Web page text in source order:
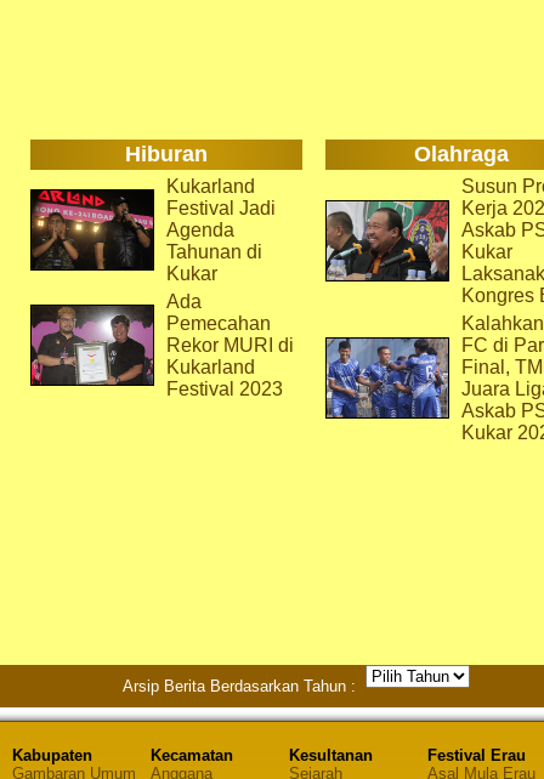
Hiburan Olahraga
Kukarland
Festival Jadi
Agenda
Tahunan di
Kukar
Ada
Pemecahan
Rekor MURI di
Kukarland
Festival 2023
Susun
Kerja
Askab
Kukar
Kongres
FC di
Final,
Juara
Askab
Kukar
Arsip Berita Berdasarkan Tahun :
Kabupaten
Gambaran Umum
Kecamatan
Anggana
Kesultanan
Sejarah
Festival Erau
Asal Mula Erau